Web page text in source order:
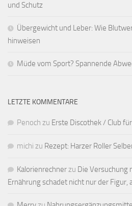
und Schutz
Übergewicht und Leber: Wie
hinweisen
Müde vom Sport? Spannende
LETZTE KOMMENTARE
Penoch zu Erste Discothek / Club
michi zu Rezept: Harzer Roller
Kalorienrechnerzu Die Versuchung
Ernährung schadet nicht nur der Figur,